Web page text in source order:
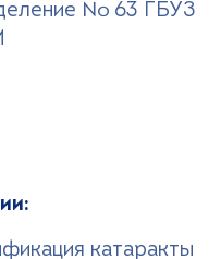
№ 63 ГБУЗ
катаракты